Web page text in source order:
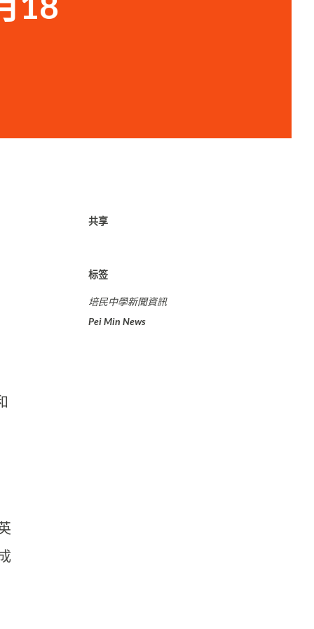
共享
标签
培民中學新聞資訊
Pei Min News